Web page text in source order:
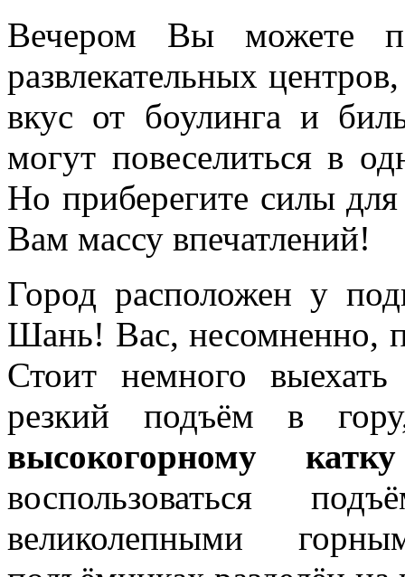
Вечером Вы можете
развлекательных
вкус от боулинга и
могут повеселиться в
Но приберегите силы
Вам массу впечатлений!
Город расположен у
Шань! Вас, несомненно,
Стоит немного
резкий подъём в
высокогорному
воспользоваться
великолепными